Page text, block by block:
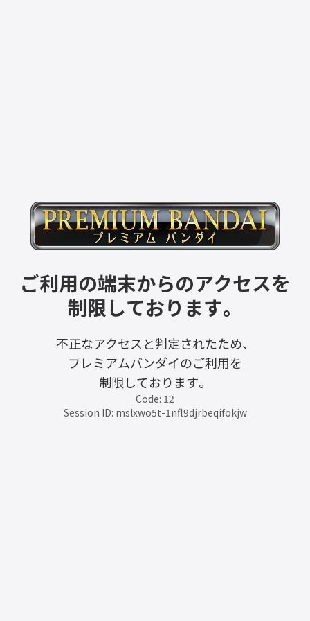
ご利用の端末からのアクセスを
制限しております。
不正なアクセスと判定されたため、
プレミアムバンダイのご利用を
制限しております。
Code: 12
Session ID: mslxwo5t-1nfl9djrbeqifokjw